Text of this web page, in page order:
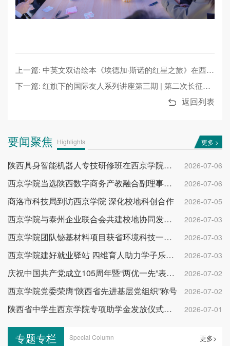
上一篇: 中英文双语绘本《埃德加·斯诺的红星之旅》在西京首发
下一篇: 红旗下的国际友人系列讲座第三期 | 第二次长征：一个美国人眼中的中国巨变
返回列表
要闻聚焦 Highlights 更多 >
陕西具身智能机器人专技研修班在西京学院开班 2026-07-06
西京学院当选陕西数字商务产教融合副理事长单位 2026-07-06
商洛市科技局到访西京学院 深化校地科创合作 2026-07-05
西京学院与泰州企业联合会共建校地协同发展平台 2026-07-03
西京学院团队铋基材料项目获省环境科技一等奖 2026-07-03
西京学院建好就业驿站 四维育人助力学子乐业成才 2026-07-03
庆祝中国共产党成立105周年暨“两优一先”表彰大会举行 2026-07-02
西京学院党委荣膺“陕西省先进基层党组织”称号 2026-07-02
陕西省中学生西京学院专项助学金发放仪式举行 2026-07-01
专题专栏 Special Column 更多>